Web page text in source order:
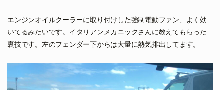
エンジンオイルクーラーに取り付けした強制電動ファン、よく効
いてるみたいです。イタリアンメカニックさんに教えてもらった
裏技です。左のフェンダー下からは大量に熱気排出してます。